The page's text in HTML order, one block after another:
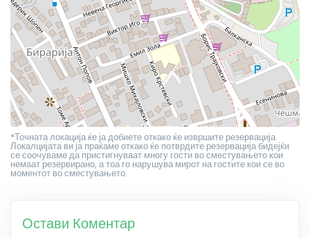
*Точната локација ќе ја добиете откако ќе извршите резервација.
Локалцијата ви ја праќаме откако ќе потврдите резервација бидејќи
се соочуваме да пристигнуваат многу гости во сместувањето кои
немаат резервирано, а тоа го нарушува мирот на гостите кои се во
моментот во сместувањето.
Остави Коментар